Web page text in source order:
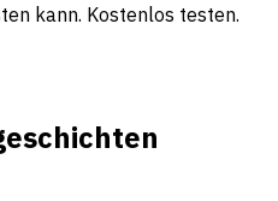
kann. Kostenlos testen.